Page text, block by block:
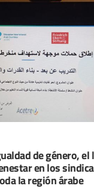
de género, el
en los
la región árabe